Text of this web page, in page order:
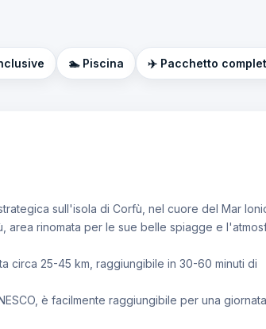
🏊 Piscina ✈️ Pacchetto
sull'isola di Corfù, nel cuore del Mar
area rinomata per le sue belle spiagge e
circa 25-45 km, raggiungibile in 30-60 minuti di
è facilmente raggiungibile per una